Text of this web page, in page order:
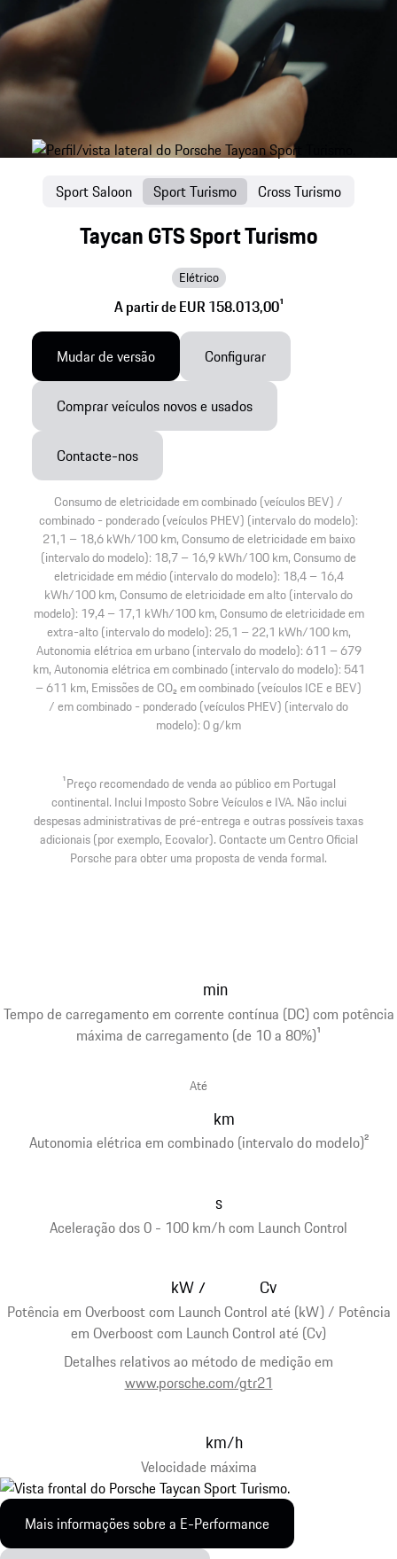
Taycan GTS Sport Turismo
Elétrico
A partir de EUR 158.013,001
Sport Saloon Sport Turismo Cross Turismo
Mudar de versão Configurar
Comprar veículos novos e usados
Contacte-nos
Consumo de eletricidade em combinado (veículos BEV) /
combinado - ponderado (veículos PHEV) (intervalo do modelo):
21,1 – 18,6 kWh/100 km, Consumo de eletricidade em baixo
(intervalo do modelo): 18,7 – 16,9 kWh/100 km, Consumo de
eletricidade em médio (intervalo do modelo): 18,4 – 16,4
kWh/100 km, Consumo de eletricidade em alto (intervalo do
modelo): 19,4 – 17,1 kWh/100 km, Consumo de eletricidade em
extra-alto (intervalo do modelo): 25,1 – 22,1 kWh/100 km,
Autonomia elétrica em urbano (intervalo do modelo): 611 – 679
km, Autonomia elétrica em combinado (intervalo do modelo): 541
– 611 km, Emissões de CO₂ em combinado (veículos ICE e BEV)
/ em combinado - ponderado (veículos PHEV) (intervalo do
modelo): 0 g/km
1Preço recomendado de venda ao público em Portugal
continental. Inclui Imposto Sobre Veículos e IVA. Não inclui
despesas administrativas de pré-entrega e outras possíveis taxas
adicionais (por exemplo, Ecovalor). Contacte um Centro Oficial
Porsche para obter uma proposta de venda formal.
Tempo de carregamento em corrente contínua (DC) com potência
máxima de carregamento (de 10 a 80%)1
min
Autonomia elétrica em combinado (intervalo do modelo)2
Até
km
Aceleração dos 0 - 100 km/h com Launch Control
s
Potência em Overboost com Launch Control até (kW) / Potência
em Overboost com Launch Control até (Cv)
Detalhes relativos ao método de medição em
www.porsche.com/gtr21
kW / Cv
Velocidade máxima
km/h
Mais informações sobre a E-Performance